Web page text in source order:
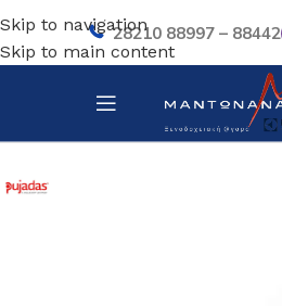
Skip to navigation
Skip to main content
28210 88997 – 88442
Αρχική σελίδα/